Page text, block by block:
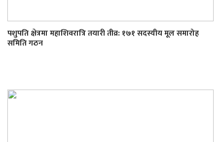
पशुपति क्षेत्रमा महाशिवरात्रि तयारी तीव्र: १७१ सदस्यीय मूल समारोह
समिति गठन